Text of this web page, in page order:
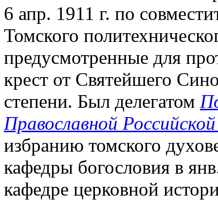
6 апр. 1911 г. по
Томского
предусмотренные для
крест от Святейшего
степени. Был делегатом
Православной
избранию томского
кафедры богословия в
кафедре церковной